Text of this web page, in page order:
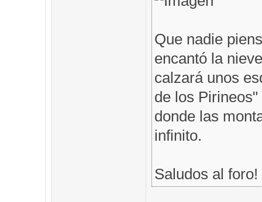
Que nadie
encantó la
calzará unos
de los
donde las
infinito.
Saludos al foro!